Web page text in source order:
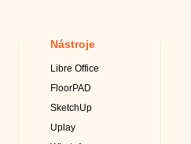
Nástroje
Libre Office
FloorPAD
SketchUp
Uplay